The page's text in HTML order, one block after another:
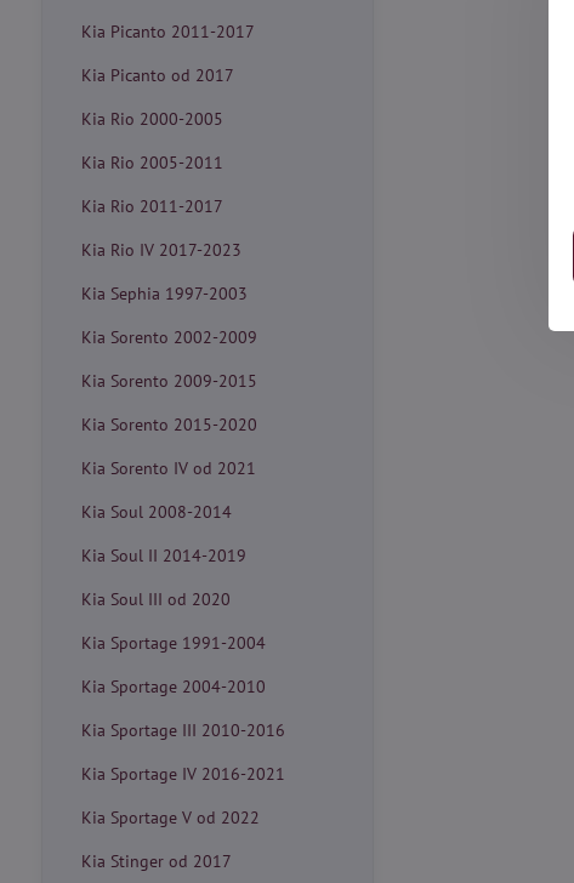
Kia Picanto 2011-2017
Kia Picanto od 2017
Kia Rio 2000-2005
Kia Rio 2005-2011
Kia Rio 2011-2017
Kia Rio IV 2017-2023
Kia Sephia 1997-2003
Kia Sorento 2002-2009
Kia Sorento 2009-2015
Kia Sorento 2015-2020
Kia Sorento IV od 2021
Kia Soul 2008-2014
Kia Soul II 2014-2019
Kia Soul III od 2020
Kia Sportage 1991-2004
Kia Sportage 2004-2010
Kia Sportage III 2010-2016
Kia Sportage IV 2016-2021
Kia Sportage V od 2022
Kia Stinger od 2017